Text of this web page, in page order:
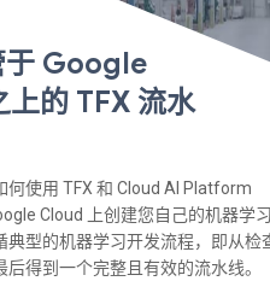
于 Google
的 TFX 流水
何使用 TFX 和 Cloud AI Platform
Cloud 上创建您自己的机器学
典型的机器学习开发流程，即从检
后得到一个完整且有效的流水线。